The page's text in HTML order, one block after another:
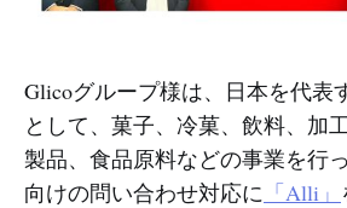
Glicoグループ様は、日本を代表
として、菓子、冷菓、飲料、加
製品、食品原料などの事業を行
向けの問い合わせ対応に 「Alli」